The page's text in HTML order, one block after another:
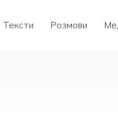
Тексти Розмови